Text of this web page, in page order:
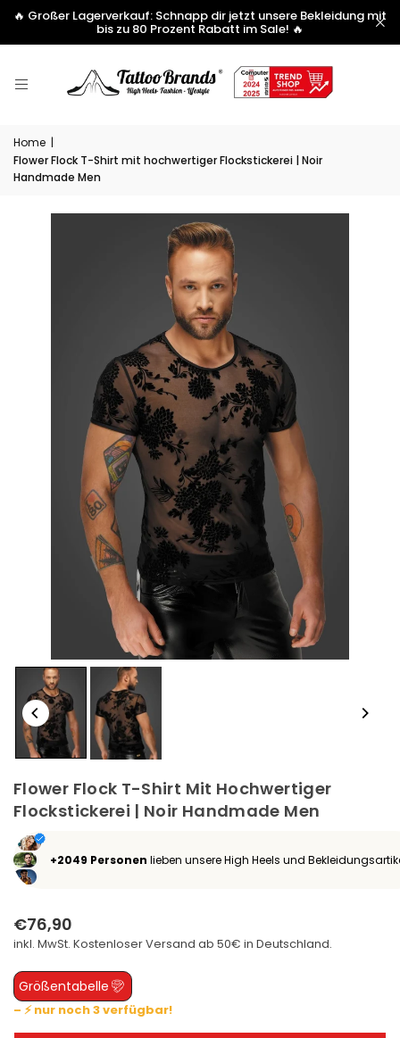
🔥 Großer Lagerverkauf: Schnapp dir jetzt unsere Bekleidung mit
bis zu 80 Prozent Rabatt im Sale! 🔥
Home |
Flower Flock T-Shirt mit hochwertiger Flockstickerei | Noir
Handmade Men
Flower Flock T-Shirt Mit Hochwertiger
Flockstickerei | Noir Handmade Men
+2049 Personen lieben unsere High Heels und
Normaler
Preis
€76,90
inkl. MwSt. KostenloserVersand ab 50€ in Deutschland.
Größentabelle
– ⚡ nur noch 3 verfügbar!